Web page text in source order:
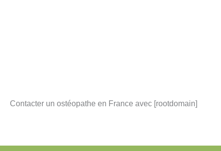
Contacter un ostéopathe en France avec [rootdomain]